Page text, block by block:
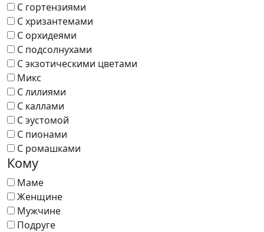
С гортензиями
С хризантемами
С орхидеями
С подсолнухами
С экзотическими цветами
Микс
С лилиями
С каллами
С эустомой
С пионами
С ромашками
Кому
Маме
Женщине
Мужчине
Подруге